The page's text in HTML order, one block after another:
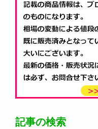
記事の検索